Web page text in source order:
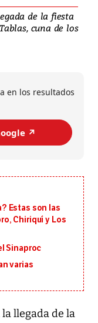
de la fiesta
cuna de los
en los resultados
↗️
Estas son las
Chiriquí y Los
Sinaproc
varias
la llegada de la